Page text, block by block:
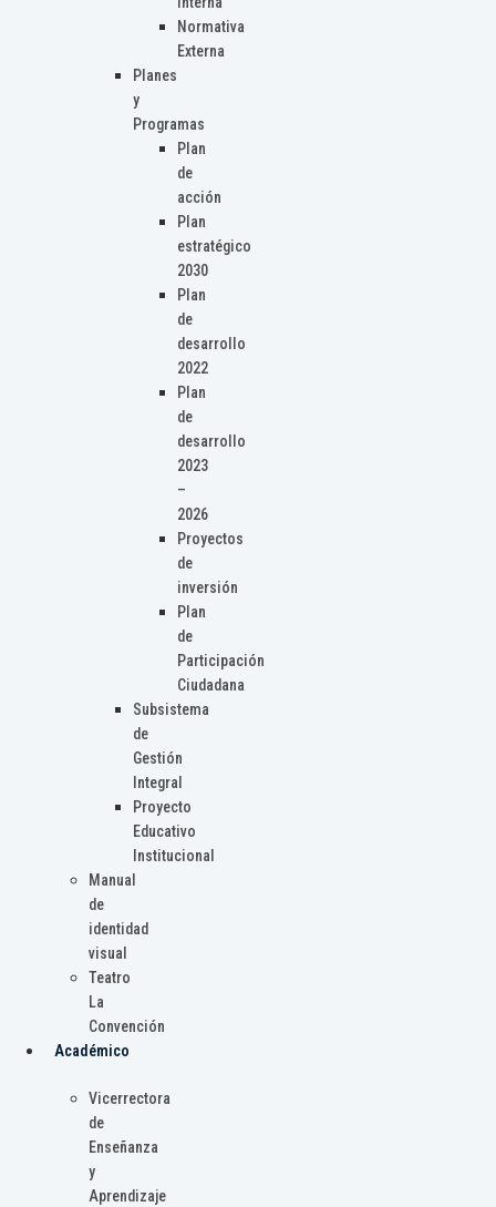
Normativa
Externa
Planes
y
Programas
Plan
de
acción
Plan
estratégico
2030
Plan
de
desarrollo
2022
Plan
de
desarrollo
2023
–
2026
Proyectos
de
inversión
Plan
de
Participación
Ciudadana
Subsistema
de
Gestión
Integral
Proyecto
Educativo
Institucional
Manual
de
identidad
visual
Teatro
La
Convención
Académico
Vicerrectora
de
Enseñanza
y
Aprendizaje